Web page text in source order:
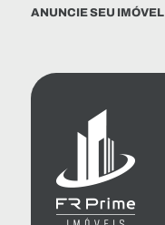
ANUNCIE SEU IMÓVEL